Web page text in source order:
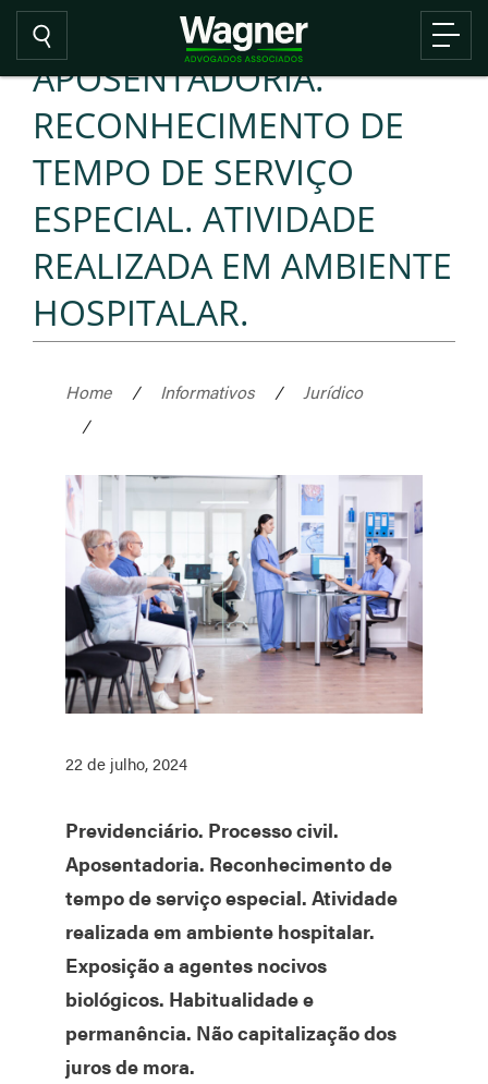
APOSENTADORIA.
RECONHECIMENTO DE
TEMPO DE SERVIÇO
ESPECIAL. ATIVIDADE
REALIZADA EM AMBIENTE
HOSPITALAR.
Home / Informativos /
Jurídico
/
22 de julho, 2024
Previdenciário. Processo civil.
Aposentadoria. Reconhecimento de
tempo de serviço especial. Atividade
realizada em ambiente hospitalar.
Exposição a agentes nocivos
biológicos. Habitualidade e
permanência. Não capitalização dos
juros de mora.